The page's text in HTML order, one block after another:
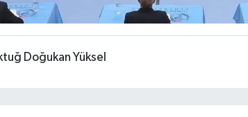
Doğukan Yüksel